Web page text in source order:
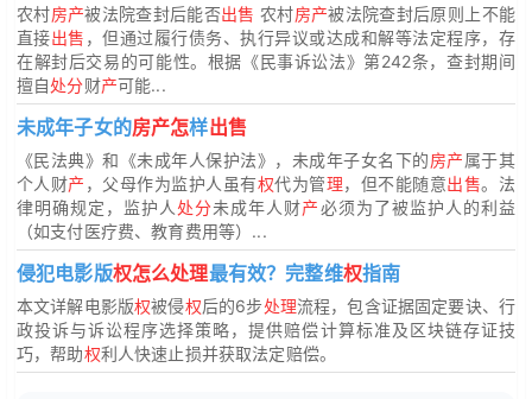
农村房产被法院查封后能否出售 农村房产被法院查封后原则上不能
直接出售 ，但通过履行债务、执行异议或达成和解等法定程序，存
在解封后交易的可能性。根据《民事诉讼法》第242条，查封期间
擅自处分财产可能...
未成年子女的房产怎样出售
《民法典》和《未成年人保护法》，未成年子女名下的房产属于其
个人财产 ，父母作为监护人虽有权代为管理，但不能随意出售。法
律明确规定，监护人 处分未成年人财产必须为了被监护人的利益
（如支付医疗费、教育费用等）...
侵犯电影版权怎么处理最有效？完整维权指南
本文详解电影版权被侵权后的6步处理流程，包含证据固定要诀、行
政投诉与诉讼程序选择策略，提供赔偿计算标准及区块链存证技
巧，帮助权利人快速止损并获取法定赔偿。